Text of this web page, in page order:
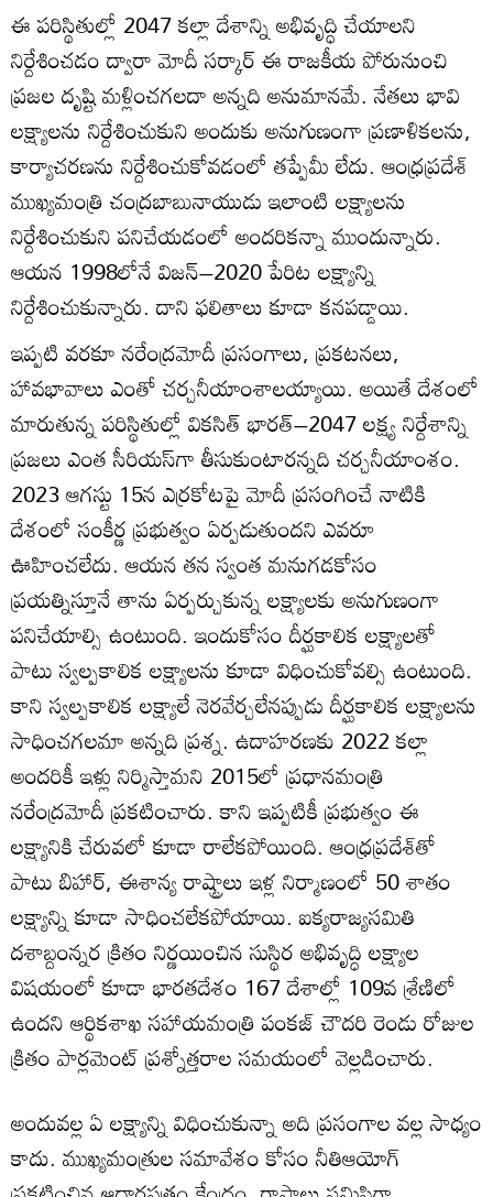
ఈ పరిస్థితుల్లో 2047 కల్లా దేశాన్ని అభివృద్ధి చేయాలని
నిర్దేశించడం ద్వారా మోదీ సర్కార్ ఈ రాజకీయ పోరునుంచి
ప్రజల దృష్టి మళ్లించగలదా అన్నది అనుమానమే. నేతలు భావి
లక్ష్యాలను నిర్దేశించుకుని అందుకు అనుగుణంగా ప్రణాళికలను,
కార్యాచరణను నిర్దేశించుకోవడంలో తప్పేమీ లేదు. ఆంధ్రప్రదేశ్
ముఖ్యమంత్రి చంద్రబాబునాయుడు ఇలాంటి లక్ష్యాలను
నిర్దేశించుకుని పనిచేయడంలో అందరికన్నా ముందున్నారు.
ఆయన 1998లోనే విజన్–2020 పేరిట లక్ష్యాన్ని
నిర్దేశించుకున్నారు. దాని ఫలితాలు కూడా కనపడ్డాయి.
ఇప్పటి వరకూ నరేంద్రమోదీ ప్రసంగాలు, ప్రకటనలు,
హావభావాలు ఎంతో చర్చనీయాంశాలయ్యాయి. అయితే దేశంలో
మారుతున్న పరిస్థితుల్లో వికసిత్ భారత్–2047 లక్ష్య నిర్దేశాన్ని
ప్రజలు ఎంత సీరియస్‌గా తీసుకుంటారన్నది చర్చనీయాంశం.
2023 ఆగస్టు 15న ఎర్రకోటపై మోదీ ప్రసంగించే నాటికి
దేశంలో సంకీర్ణ ప్రభుత్వం ఏర్పడుతుందని ఎవరూ
ఊహించలేదు. ఆయన తన స్వంత మనుగడకోసం
ప్రయత్నిస్తూనే తాను ఏర్పర్చుకున్న లక్ష్యాలకు అనుగుణంగా
పనిచేయాల్సి ఉంటుంది. ఇందుకోసం దీర్ఘకాలిక లక్ష్యాలతో
పాటు స్వల్పకాలిక లక్ష్యాలను కూడా విధించుకోవల్సి ఉంటుంది.
కాని స్వల్పకాలిక లక్ష్యాలే నెరవేర్చలేనప్పుడు దీర్ఘకాలిక లక్ష్యాలను
సాధించగలమా అన్నది ప్రశ్న. ఉదాహరణకు 2022 కల్లా
అందరికీ ఇళ్లు నిర్మిస్తామని 2015లో ప్రధానమంత్రి
నరేంద్రమోదీ ప్రకటించారు. కాని ఇప్పటికీ ప్రభుత్వం ఈ
లక్ష్యానికి చేరువలో కూడా రాలేకపోయింది. ఆంధ్రప్రదేశ్‌తో
పాటు బిహార్, ఈశాన్య రాష్ట్రాలు ఇళ్ల నిర్మాణంలో 50 శాతం
లక్ష్యాన్ని కూడా సాధించలేకపోయాయి. ఐక్యరాజ్యసమితి
దశాబ్దంన్నర క్రితం నిర్ణయించిన సుస్థిర అభివృద్ధి లక్ష్యాల
విషయంలో కూడా భారతదేశం 167 దేశాల్లో 109వ శ్రేణిలో
ఉందని ఆర్థికశాఖ సహాయమంత్రి పంకజ్ చౌదరి రెండు రోజుల
క్రితం పార్లమెంట్ ప్రశ్నోత్తరాల సమయంలో వెల్లడించారు.
అందువల్ల ఏ లక్ష్యాన్ని విధించుకున్నా అది ప్రసంగాల వల్ల సాధ్యం
కాదు. ముఖ్యమంత్రుల సమావేశం కోసం నీతిఆయోగ్